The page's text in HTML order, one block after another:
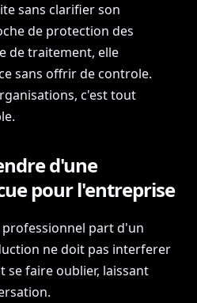
sans clarifier son
de protection des
de traitement, elle
sans offrir de controle.
c'est tout
d'une
pour l'entreprise
part d'un
ne doit pas interferer
se faire oublier, laissant